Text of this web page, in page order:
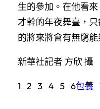
生的參加。在他看
才幹的年夜舞臺，
的將來將會有無窮能
新華社記者 方欣 攝
1 2 3 4 5 6包養